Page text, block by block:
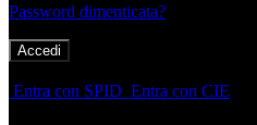
Password dimenticata?
Entra con SPID Entra con CIE